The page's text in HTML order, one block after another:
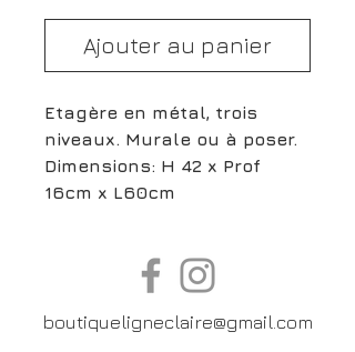
Ajouter au panier
Etagère en métal, trois
niveaux. Murale ou à poser.
Dimensions: H 42 x Prof
16cm x L60cm
boutiqueligneclaire@gmail.com